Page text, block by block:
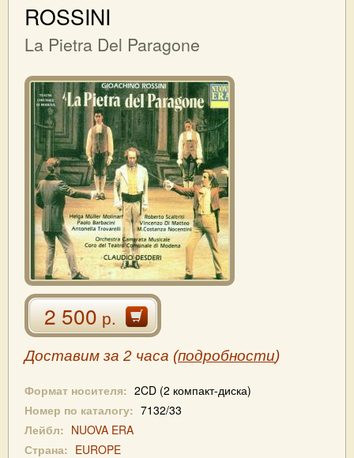
ROSSINI
La Pietra Del Paragone
2 500р.
Доставим за 2 часа (подробности)
Формат носителя: 2CD (2 компакт-диска)
Номер по каталогу: 7132/33
Лейбл: NUOVA ERA
Страна: EUROPE